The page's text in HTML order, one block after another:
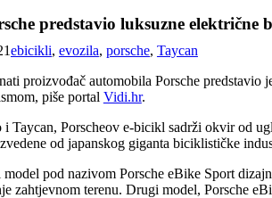
predstavio luksuzne električne
ebicikli, evozila, porsche, Taycan
proizvođač automobila Porsche
piše portal Vidi.hr.
i Taycan, Porscheov e-bicikl sadrži okvir od
od japanskog giganta biciklističke
model pod nazivom Porsche eBike Sport
zahtjevnom terenu. Drugi model, Porsche